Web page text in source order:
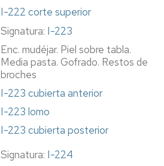
I-222 corte superior
Signatura: I-223
Enc. mudéjar. Piel sobre tabla.
Media pasta. Gofrado. Restos de
broches
I-223 cubierta anterior
I-223 lomo
I-223 cubierta posterior
Signatura: I-224